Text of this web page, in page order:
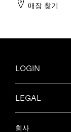
매장 찾기
LOGIN
LEGAL
회사